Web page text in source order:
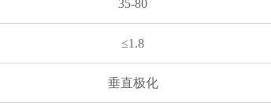
35-80
≤1.8
垂直极化